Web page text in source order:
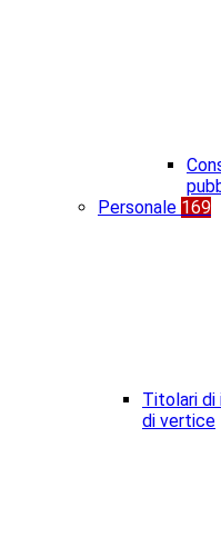
Personale 169
Titolari di
di vertice